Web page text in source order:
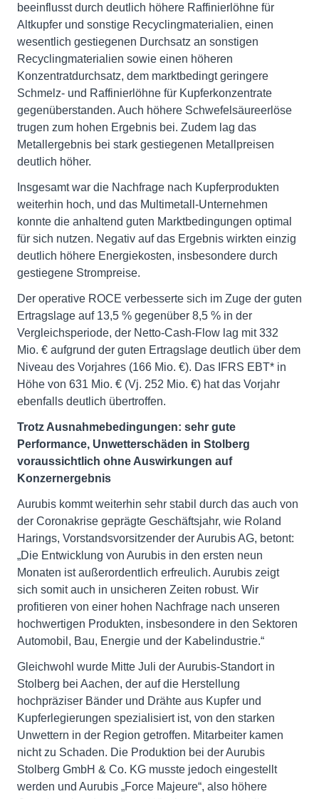
beeinflusst durch deutlich höhere Raffinierlöhne für
Altkupfer und sonstige Recyclingmaterialien, einen
wesentlich gestiegenen Durchsatz an sonstigen
Recyclingmaterialien sowie einen höheren
Konzentratdurchsatz, dem marktbedingt geringere
Schmelz- und Raffinierlöhne für Kupferkonzentrate
gegenüberstanden. Auch höhere Schwefelsäureerlöse
trugen zum hohen Ergebnis bei. Zudem lag das
Metallergebnis bei stark gestiegenen Metallpreisen
deutlich höher.
Insgesamt war die Nachfrage nach Kupferprodukten
weiterhin hoch, und das Multimetall-Unternehmen
konnte die anhaltend guten Marktbedingungen optimal
für sich nutzen. Negativ auf das Ergebnis wirkten einzig
deutlich höhere Energiekosten, insbesondere durch
gestiegene Strompreise.
Der operative ROCE verbesserte sich im Zuge der guten
Ertragslage auf 13,5 % gegenüber 8,5 % in der
Vergleichsperiode, der Netto-Cash-Flow lag mit 332
Mio. € aufgrund der guten Ertragslage deutlich über dem
Niveau des Vorjahres (166 Mio. €). Das IFRS EBT* in
Höhe von 631 Mio. € (Vj. 252 Mio. €) hat das Vorjahr
ebenfalls deutlich übertroffen.
Trotz Ausnahmebedingungen: sehr gute
Performance, Unwetterschäden in Stolberg
voraussichtlich ohne Auswirkungen auf
Konzernergebnis
Aurubis kommt weiterhin sehr stabil durch das auch von
der Coronakrise geprägte Geschäftsjahr, wie Roland
Harings, Vorstandsvorsitzender der Aurubis AG, betont:
„Die Entwicklung von Aurubis in den ersten neun
Monaten ist außerordentlich erfreulich. Aurubis zeigt
sich somit auch in unsicheren Zeiten robust. Wir
profitieren von einer hohen Nachfrage nach unseren
hochwertigen Produkten, insbesondere in den Sektoren
Automobil, Bau, Energie und der Kabelindustrie.“
Gleichwohl wurde Mitte Juli der Aurubis-Standort in
Stolberg bei Aachen, der auf die Herstellung
hochpräziser Bänder und Drähte aus Kupfer und
Kupferlegierungen spezialisiert ist, von den starken
Unwettern in der Region getroffen. Mitarbeiter kamen
nicht zu Schaden. Die Produktion bei der Aurubis
Stolberg GmbH & Co. KG musste jedoch eingestellt
werden und Aurubis „Force Majeure“, also höhere